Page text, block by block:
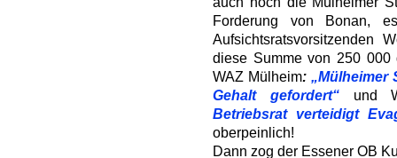
Forderung von Bonan,
Aufsichtsratsvorsitzenden
diese Summe von 250 000
WAZ Mülheim: „Mülheimer
Gehalt gefordert“und
Betriebsrat verteidigt
oberpeinlich!
Dann zog der Essener OB